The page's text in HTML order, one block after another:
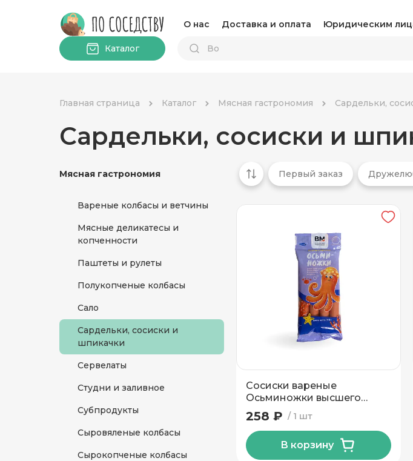
О нас Доставка и оплата Юридическим
Каталог
Главная страница Каталог Мясная гастрономия Сардельки,
Сардельки, сосиски и
Мясная гастрономия
Вареные колбасы и ветчины
Мясные деликатесы и
копченности
Паштеты и рулеты
Полукопченые колбасы
Сало
Сардельки, сосиски и
шпикачки
Сервелаты
Студни и заливное
Субпродукты
Сыровяленые колбасы
Сырокопченые колбасы
Первый заказ
Сосиски вареные
Осьминожки высшего
сорта Волковысский МК 310
гр
1 шт
258 ₽
В корзину
Бакалея
Какао и горячий
Крупы, паста и
Овощные консервы
Соль, сахар и специи
Сухари и снеки